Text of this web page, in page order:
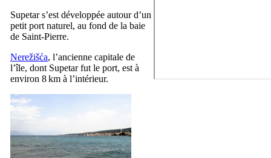
Supetars’est développée autour d’un
petit port naturel, au fond de la baie
de Saint-Pierre.
Nerežišća, l’ancienne capitale de
l’île, dont Supetarfut le port, est à
environ 8 km à l’intérieur.